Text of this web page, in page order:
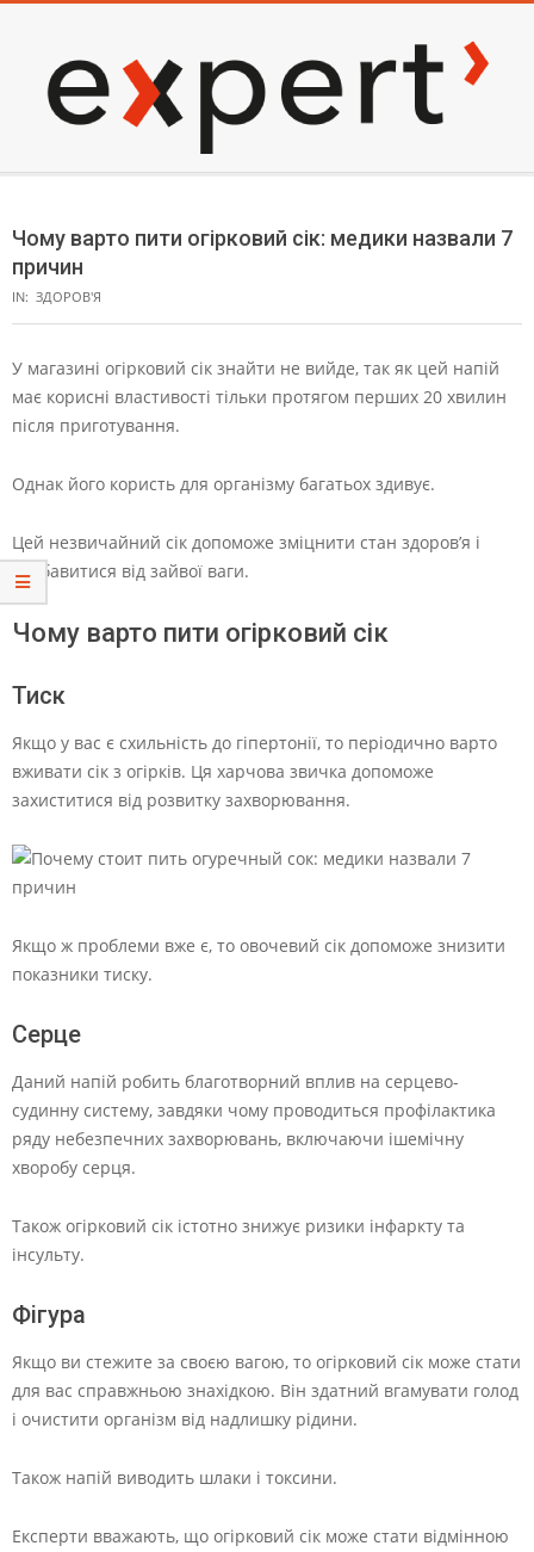
content
EXPERT
Menu
Чому варто пити огірковий сік: медики назвали 7
причин
IN: ЗДОРОВ'Я
У магазині огірковий сік знайти не вийде, так як цей напій
має корисні властивості тільки протягом перших 20 хвилин
після приготування.
Однак його користь для організму багатьох здивує.
Цей незвичайний сік допоможе зміцнити стан здоров’я і
позбавитися від зайвої ваги.
Чому варто пити огірковий сік
Тиск
Якщо у вас є схильність до гіпертонії, то періодично варто
вживати сік з огірків. Ця харчова звичка допоможе
захиститися від розвитку захворювання.
Якщо ж проблеми вже є, то овочевий сік допоможе знизити
показники тиску.
Серце
Даний напій робить благотворний вплив на серцево-
судинну систему, завдяки чому проводиться профілактика
ряду небезпечних захворювань, включаючи ішемічну
хворобу серця.
Також огірковий сік істотно знижує ризики інфаркту та
інсульту.
Фігура
Якщо ви стежите за своєю вагою, то огірковий сік може стати
для вас справжньою знахідкою. Він здатний вгамувати голод
і очистити організм від надлишку рідини.
Також напій виводить шлаки і токсини.
Експерти вважають, що огірковий сік може стати відмінною